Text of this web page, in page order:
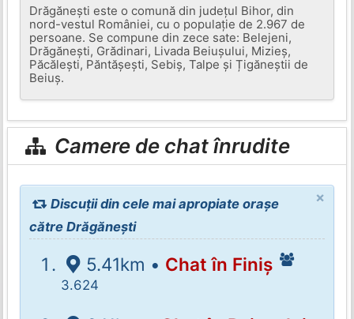
Drăgănești este o comună din județul Bihor, din
nord-vestul României, cu o populație de 2.967 de
persoane. Se compune din zece sate: Belejeni,
Drăgănești, Grădinari, Livada Beiușului, Mizieș,
Păcălești, Păntășești, Sebiș, Talpe și Țigăneștii de
Beiuș.
Camere de chat înrudite
×
Discuții din cele mai apropiate orașe
către Drăgănești
5.41km • Chat în Finiș
3.624